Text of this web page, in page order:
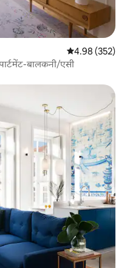
औसत रेटिंग 5 में से
4.98 (352)
बालकनी/एसी